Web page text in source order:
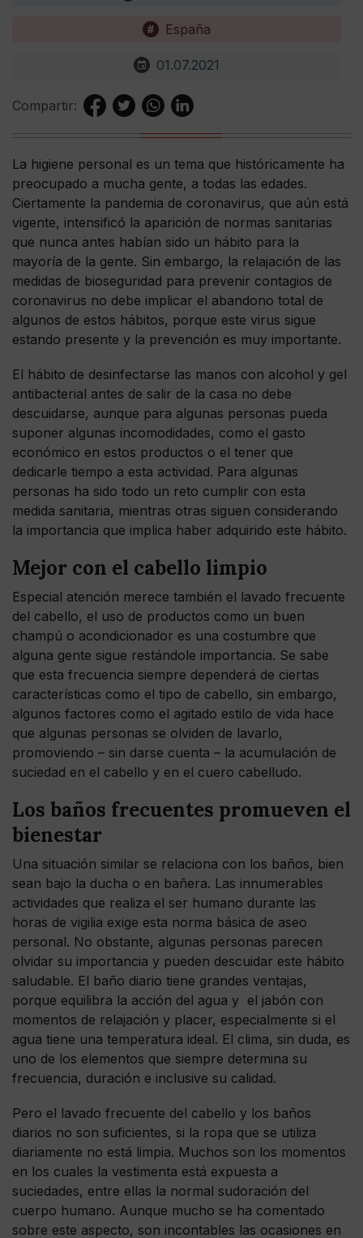
España
01.07.2021
Compartir:
La higiene personal es un tema que históricamente ha
preocupado a mucha gente, a todas las edades.
Ciertamente la pandemia de coronavirus, que aún está
vigente, intensificó la aparición de normas sanitarias
que nunca antes habían sido un hábito para la
mayoría de la gente. Sin embargo, la relajación de las
medidas de bioseguridad para prevenir contagios de
coronavirus no debe implicar el abandono total de
algunos de estos hábitos, porque este virus sigue
estando presente y la prevención es muy importante.
El hábito de desinfectarse las manos con alcohol y gel
antibacterial antes de salir de la casa no debe
descuidarse, aunque para algunas personas pueda
suponer algunas incomodidades, como el gasto
económico en estos productos o el tener que
dedicarle tiempo a esta actividad. Para algunas
personas ha sido todo un reto cumplir con esta
medida sanitaria, mientras otras siguen considerando
la importancia que implica haber adquirido este hábito.
Mejor con el cabello limpio
Especial atención merece también el lavado frecuente
del cabello, el uso de productos como un buen
champú o acondicionador es una costumbre que
alguna gente sigue restándole importancia. Se sabe
que esta frecuencia siempre dependerá de ciertas
características como el tipo de cabello, sin embargo,
algunos factores como el agitado estilo de vida hace
que algunas personas se olviden de lavarlo,
promoviendo – sin darse cuenta – la acumulación de
suciedad en el cabello y en el cuero cabelludo.
Los baños frecuentes promueven el
bienestar
Una situación similar se relaciona con los baños, bien
sean bajo la ducha o en bañera. Las innumerables
actividades que realiza el ser humano durante las
horas de vigilia exige esta norma básica de aseo
personal. No obstante, algunas personas parecen
olvidar su importancia y pueden descuidar este hábito
saludable. El baño diario tiene grandes ventajas,
porque equilibra la acción del agua y el jabón con
momentos de relajación y placer, especialmente si el
agua tiene una temperatura ideal. El clima, sin duda, es
uno de los elementos que siempre determina su
frecuencia, duración e inclusive su calidad.
Pero el lavado frecuente del cabello y los baños
diarios no son suficientes, si la ropa que se utiliza
diariamente no está limpia. Muchos son los momentos
en los cuales la vestimenta está expuesta a
suciedades, entre ellas la normal sudoración del
cuerpo humano. Aunque mucho se ha comentado
sobre este aspecto, son incontables las ocasiones en